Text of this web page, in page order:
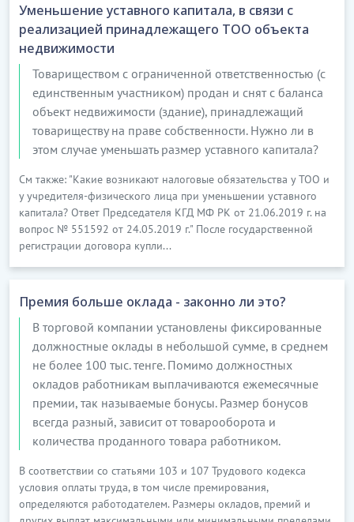
Уменьшение уставного капитала, в связи с
реализацией принадлежащего ТОО объекта
недвижимости
Товариществом с ограниченной ответственностью (с
единственным участником) продан и снят с баланса
объект недвижимости (здание), принадлежащий
товариществу на праве собственности. Нужно ли в
этом случае уменьшать размер уставного капитала?
См также: "Какие возникают налоговые обязательства у ТОО и
у учредителя-физического лица при уменьшении уставного
капитала? Ответ Председателя КГД МФ РК от 21.06.2019 г. на
вопрос № 551592 от 24.05.2019 г." После государственной
регистрации договора купли...
Премия больше оклада - законно ли это?
В торговой компании установлены фиксированные
должностные оклады в небольшой сумме, в среднем
не более 100 тыс. тенге. Помимо должностных
окладов работникам выплачиваются ежемесячные
премии, так называемые бонусы. Размер бонусов
всегда разный, зависит от товарооборота и
количества проданного товара работником.
В соответствии со статьями 103 и 107 Трудового кодекса
условия оплаты труда, в том числе премирования,
определяются работодателем. Размеры окладов, премий и